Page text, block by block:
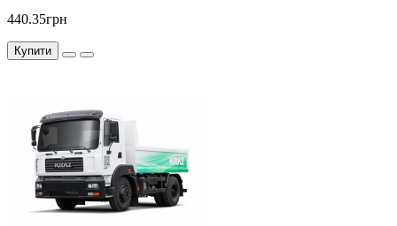
440.35грн
Купити